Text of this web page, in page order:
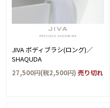
JIVA ボディブラシ(ロング)／
SHAQUDA
27,500円(税2,500円) 売り切れ